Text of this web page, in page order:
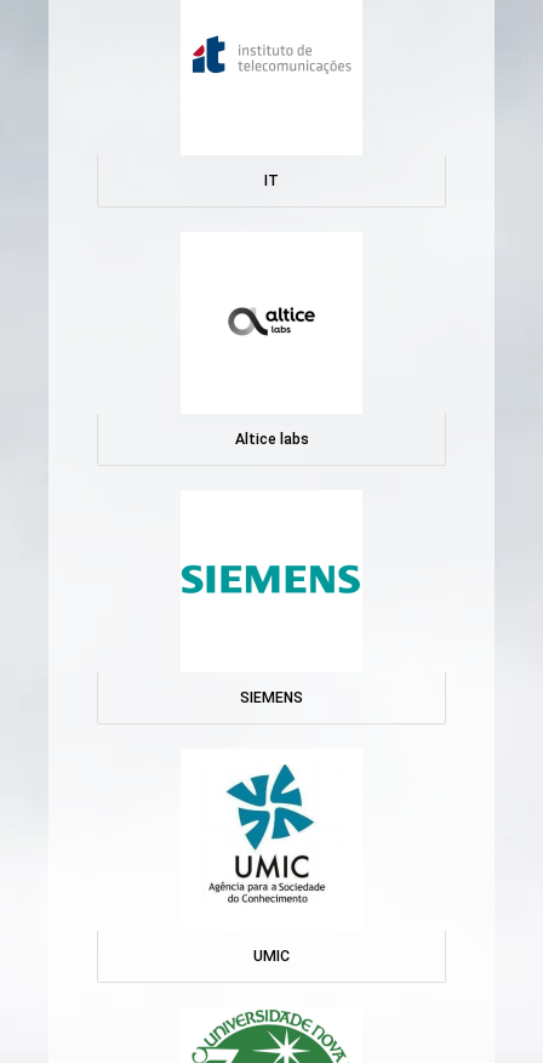
IT
Altice labs
SIEMENS
UMIC